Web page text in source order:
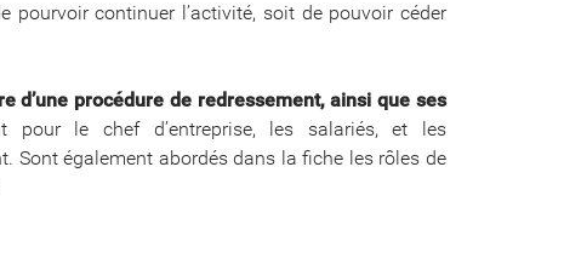
pourvoir continuer l’activité, soit de pouvoir céder
d’une procédure de redressement, ainsi que ses
pour le chef d’entreprise, les salariés, et les
Sont également abordés dans la fiche les rôles de